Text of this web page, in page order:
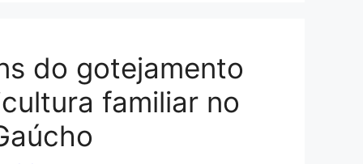
do gotejamento
familiar no